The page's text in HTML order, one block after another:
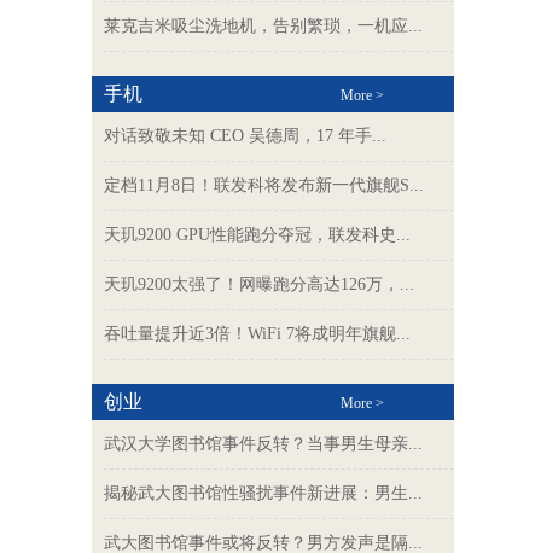
莱克吉米吸尘洗地机，告别繁琐，一机应...
手机 More >
对话致敬未知 CEO 吴德周，17 年手...
定档11月8日！联发科将发布新一代旗舰S...
天玑9200 GPU性能跑分夺冠，联发科史...
天玑9200太强了！网曝跑分高达126万，...
吞吐量提升近3倍！WiFi 7将成明年旗舰...
创业 More >
武汉大学图书馆事件反转？当事男生母亲...
揭秘武大图书馆性骚扰事件新进展：男生...
武大图书馆事件或将反转？男方发声是隔...